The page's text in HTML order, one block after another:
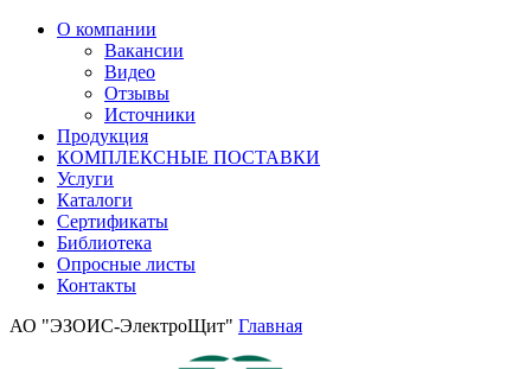
О компании
Вакансии
Видео
Отзывы
Источники
Продукция
КОМПЛЕКСНЫЕ ПОСТАВКИ
Услуги
Каталоги
Сертификаты
Библиотека
Опросные листы
Контакты
АО "ЭЗОИС-ЭлектроЩит" Главная